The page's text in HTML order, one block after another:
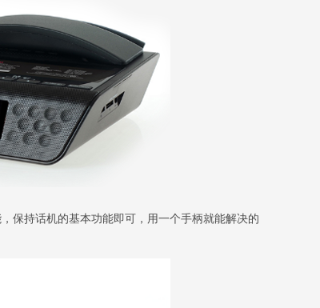
保持话机的基本功能即可，用一个手柄就能解决的